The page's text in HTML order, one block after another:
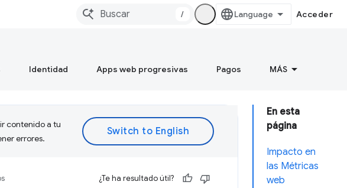
/ Acceder
Identidad Apps web progresivas Pagos MÁS
En esta
página
Impacto en
las Métricas
web
contenido a tu
errores.
¿Te ha resultado útil?